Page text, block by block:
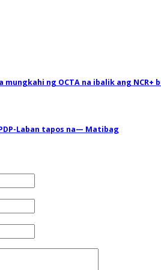
ng OCTA na ibalik ang NCR+
Laban tapos na— Matibag